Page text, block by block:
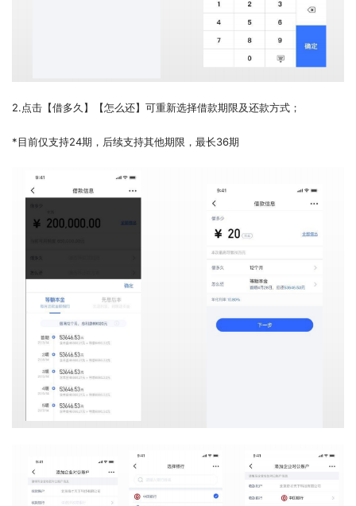
2.点击【借多久】【怎么还】可重新选择借款期限及还款方式；
*目前仅支持24期，后续支持其他期限，最长36期